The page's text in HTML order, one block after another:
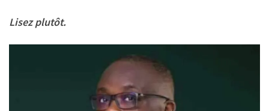
Lisez plutôt.